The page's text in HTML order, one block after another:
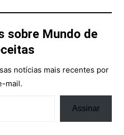
sobre Mundo de
notícias mais recentes por
mail.
Assinar